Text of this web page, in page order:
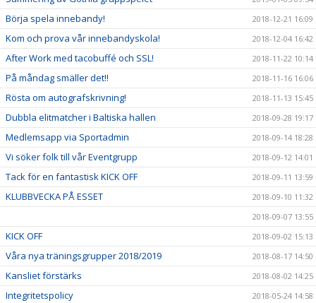
Börja spela innebandy! 2018-12-21 16:09
Kom och prova vår innebandyskola! 2018-12-04 16:42
After Work med tacobuffé och SSL! 2018-11-22 10:14
På måndag smäller det!! 2018-11-16 16:06
Rösta om autografskrivning! 2018-11-13 15:45
Dubbla elitmatcher i Baltiska hallen 2018-09-28 19:17
Medlemsapp via Sportadmin 2018-09-14 18:28
Vi söker folk till vår Eventgrupp 2018-09-12 14:01
Tack för en fantastisk KICK OFF 2018-09-11 13:59
KLUBBVECKA PÅ ESSET
2018-09-10 11:32
2018-09-07 13:55
KICK OFF 2018-09-02 15:13
Våra nya träningsgrupper 2018/2019 2018-08-17 14:50
Kansliet förstärks 2018-08-02 14:25
Integritetspolicy 2018-05-24 14:58